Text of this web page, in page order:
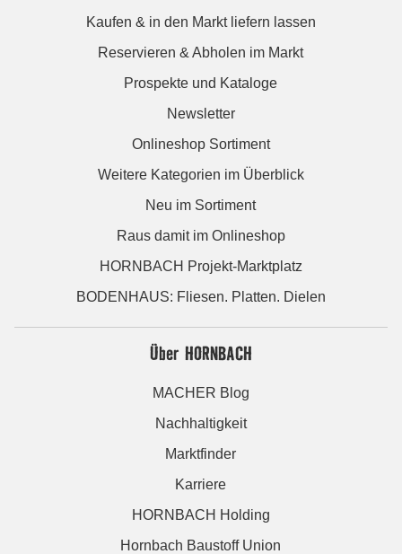
Kaufen & in den Markt liefern lassen
Reservieren & Abholen im Markt
Prospekte und Kataloge
Newsletter
Onlineshop Sortiment
Weitere Kategorien im Überblick
Neu im Sortiment
Raus damit im Onlineshop
HORNBACH Projekt-Marktplatz
BODENHAUS: Fliesen. Platten. Dielen
Über HORNBACH
MACHER Blog
Nachhaltigkeit
Marktfinder
Karriere
HORNBACH Holding
Hornbach Baustoff Union